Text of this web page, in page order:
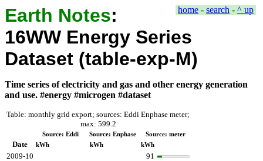
home - search - ^ up
Earth Notes:
16WW Energy Series
Dataset (table-exp-M)
Time series of electricity and gas and other energy generation
and use. #energy #microgen #dataset
Table: monthly grid export; sources: Eddi Enphase meter;
max: 599.2
Source: Eddi Source: Enphase Source: meter
Date kWh kWh kWh
2009-10
91